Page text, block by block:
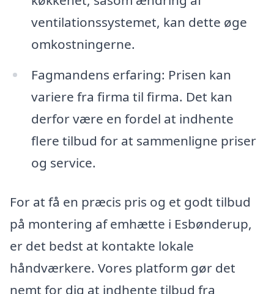
ventilationssystemet, kan dette øge
omkostningerne.
Fagmandens erfaring: Prisen kan
variere fra firma til firma. Det kan
derfor være en fordel at indhente
flere tilbud for at sammenligne priser
og service.
For at få en præcis pris og et godt tilbud
på montering af emhætte i Esbønderup,
er det bedst at kontakte lokale
håndværkere. Vores platform gør det
nemt for dig at indhente tilbud fra